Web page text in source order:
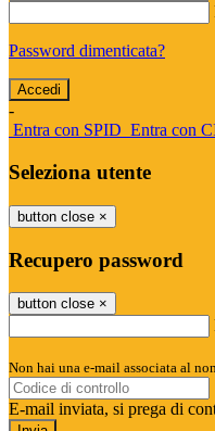
Password dimenticata?
-
Entra con SPID Entra con
Seleziona utente
button close ×
Recupero password
button close ×
Non hai una e-mail associata al
E-mail inviata, si prega di